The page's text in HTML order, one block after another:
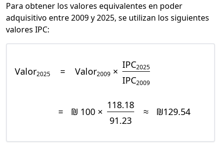
Para obtener los valores equivalentes en poder
adquisitivo entre 2009 y 2025, se utilizan los siguientes
valores IPC:
Valor2025 = Valor2009 ×
IPC2025
IPC2009
= ₪ 100 ×
118.18
91.23
≈ ₪129.54